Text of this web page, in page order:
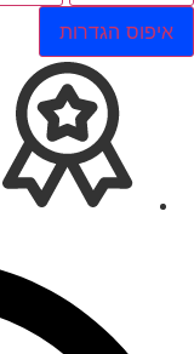
איפוס הגדרות